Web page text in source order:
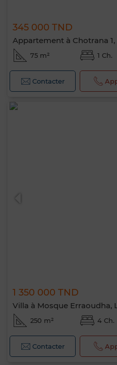
345 000 TND
Appartement à Chotrana 1,
75 m² 1 Ch.
Contacter
1 350 000 TND
Villa à Mosque Erraoudha,
250 m² 4 Ch.
Contacter